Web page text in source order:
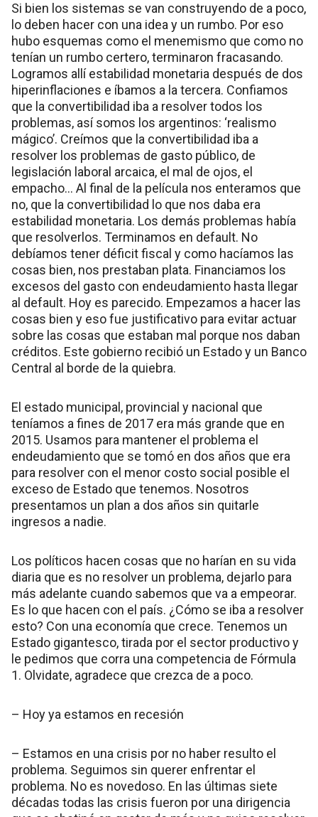
Si bien los sistemas se van construyendo de a poco,
lo deben hacer con una idea y un rumbo. Por eso
hubo esquemas como el menemismo que como no
tenían un rumbo certero, terminaron fracasando.
Logramos allí estabilidad monetaria después de dos
hiperinflaciones e íbamos a la tercera. Confiamos
que la convertibilidad iba a resolver todos los
problemas, así somos los argentinos: ‘realismo
mágico’. Creímos que la convertibilidad iba a
resolver los problemas de gasto público, de
legislación laboral arcaica, el mal de ojos, el
empacho… Al final de la película nos enteramos que
no, que la convertibilidad lo que nos daba era
estabilidad monetaria. Los demás problemas había
que resolverlos. Terminamos en default. No
debíamos tener déficit fiscal y como hacíamos las
cosas bien, nos prestaban plata. Financiamos los
excesos del gasto con endeudamiento hasta llegar
al default. Hoy es parecido. Empezamos a hacer las
cosas bien y eso fue justificativo para evitar actuar
sobre las cosas que estaban mal porque nos daban
créditos. Este gobierno recibió un Estado y un Banco
Central al borde de la quiebra.
El estado municipal, provincial y nacional que
teníamos a fines de 2017 era más grande que en
2015. Usamos para mantener el problema el
endeudamiento que se tomó en dos años que era
para resolver con el menor costo social posible el
exceso de Estado que tenemos. Nosotros
presentamos un plan a dos años sin quitarle
ingresos a nadie.
Los políticos hacen cosas que no harían en su vida
diaria que es no resolver un problema, dejarlo para
más adelante cuando sabemos que va a empeorar.
Es lo que hacen con el país. ¿Cómo se iba a resolver
esto? Con una economía que crece. Tenemos un
Estado gigantesco, tirada por el sector productivo y
le pedimos que corra una competencia de Fórmula
1. Olvidate, agradece que crezca de a poco.
– Hoy ya estamos en recesión
– Estamos en una crisis por no haber resulto el
problema. Seguimos sin querer enfrentar el
problema. No es novedoso. En las últimas siete
décadas todas las crisis fueron por una dirigencia